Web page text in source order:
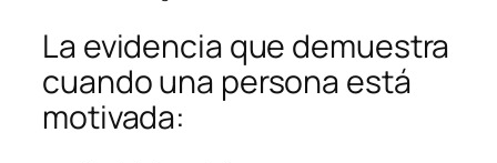
La evidencia que demuestra
cuando una persona está
motivada: